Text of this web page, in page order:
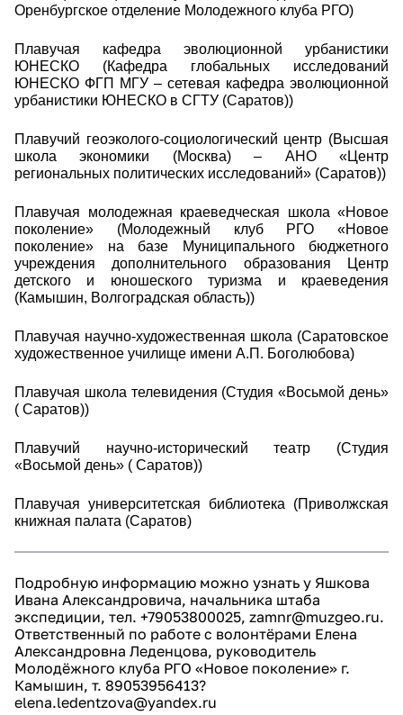
Оренбургское отделение Молодежного клуба РГО)
Плавучая кафедра эволюционной урбанистики
ЮНЕСКО (Кафедра глобальных исследований
ЮНЕСКО ФГП МГУ – сетевая кафедра эволюционной
урбанистики ЮНЕСКО в СГТУ (Саратов))
Плавучий геоэколого-социологический центр (Высшая
школа экономики (Москва) – АНО «Центр
региональных политических исследований» (Саратов))
Плавучая молодежная краеведческая школа «Новое
поколение» (Молодежный клуб РГО «Новое
поколение» на базе Муниципального бюджетного
учреждения дополнительного образования Центр
детского и юношеского туризма и краеведения
(Камышин, Волгоградская область))
Плавучая научно-художественная школа (Саратовское
художественное училище имени А.П. Боголюбова)
Плавучая школа телевидения (Студия «Восьмой день»
( Саратов))
Плавучий научно-исторический театр (Студия
«Восьмой день» ( Саратов))
Плавучая университетская библиотека (Приволжская
книжная палата (Саратов)
Подробную информацию можно узнать у Яшкова
Ивана Александровича, начальника штаба
экспедиции, тел. +79053800025, zamnr@muzgeo.ru.
Ответственный по работе с волонтёрами Елена
Александровна Леденцова, руководитель
Молодёжного клуба РГО «Новое поколение» г.
Камышин, т. 89053956413?
elena.ledentzova@yandex.ru